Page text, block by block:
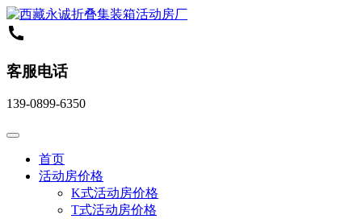
客服电话
139-0899-6350
首页
活动房价格
K式活动房价格
T式活动房价格